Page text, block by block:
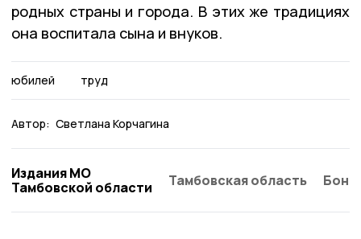
родных страны и города. В этих же традициях
она воспитала сына и внуков.
юбилей труд
Автор: Светлана Корчагина
Издания МО
Тамбовской области
Тамбовская область